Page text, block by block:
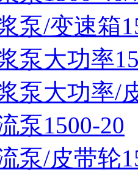
泵/变速箱
泵大功率
泵大功率/
泵1500-20
泵/皮带轮